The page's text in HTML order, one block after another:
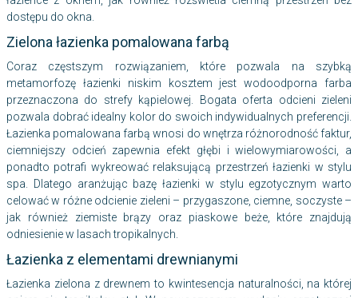
dostępu do okna.
Zielona łazienka pomalowana farbą
Coraz częstszym rozwiązaniem, które pozwala na szybką
metamorfozę łazienki niskim kosztem jest wodoodporna farba
przeznaczona do strefy kąpielowej. Bogata oferta odcieni zieleni
pozwala dobrać idealny kolor do swoich indywidualnych preferencji.
Łazienka pomalowana farbą wnosi do wnętrza różnorodność faktur,
ciemniejszy odcień zapewnia efekt głębi i wielowymiarowości, a
ponadto potrafi wykreować relaksującą przestrzeń łazienki w stylu
spa. Dlatego aranżując bazę łazienki w stylu egzotycznym warto
celować w różne odcienie zieleni – przygaszone, ciemne, soczyste –
jak również ziemiste brązy oraz piaskowe beże, które znajdują
odniesienie w lasach tropikalnych.
Łazienka z elementami drewnianymi
Łazienka zielona z drewnem to kwintesencja naturalności, na której